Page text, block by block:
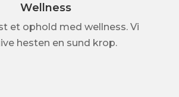
Wellness
et ophold med wellness. Vi
hesten en sund krop.